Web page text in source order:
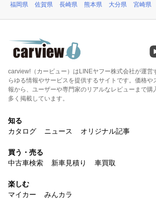
福岡県
佐賀県 長崎県 熊本県 大分県 宮崎県
carview!（カービュー）はLINEヤフー株式会社が運営
らゆる情報やサービスを提供するサイトです。価格や
報から、ユーザーや専門家のリアルなレビューまで購
多く掲載しています。
知る
カタログ
ニュース オリジナル記事
買う・売る
中古車検索
新車見積り 車買取
楽しむ
マイカー
みんカラ